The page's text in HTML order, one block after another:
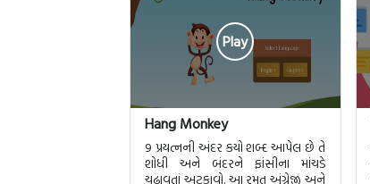
Play
Hang Monkey
9 પ્રયત્નની અંદર કયો શબ્દ આપેલ છે તે
શોધી અને બંદરને ફાંસીના માંચડે
ચઢાવતાં અટકાવો. આ રમત અંગ્રેજી અને